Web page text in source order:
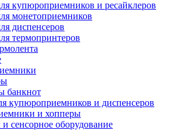
купюроприемников и ресайклеров
монетоприемников
диспенсеров
термопринтеров
банкнот
купюроприемников и диспенсеров
и хопперы
сенсорное оборудование